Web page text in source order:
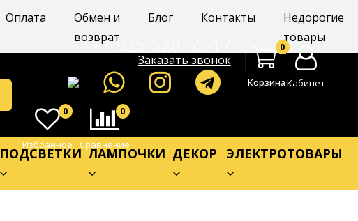
Оплата
Обмен и
возврат
Блог Контакты
Недорогие
товары
+7-925-528-55-17
Заказать звонок
0
КорзинаКабинет
0
Избранное
0
Сравнение
ПОДСВЕТКИ ЛАМПОЧКИ ДЕКОР ЭЛЕКТРОТОВАРЫ